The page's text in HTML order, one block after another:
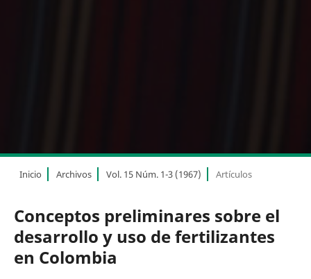
Inicio Archivos Vol. 15 Núm. 1-3 (1967) Artículos
Conceptos preliminares sobre el
desarrollo y uso de fertilizantes
en Colombia